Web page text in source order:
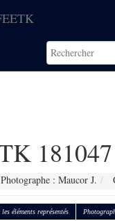
181047
Photographe : Maucor J.
éléments représentés